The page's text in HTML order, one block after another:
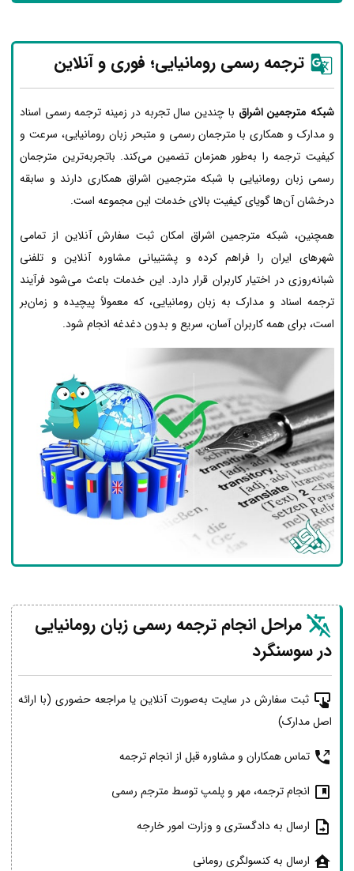
ترجمه رسمی رومانیایی؛ فوری و آنلاین
شبکه مترجمین اشراق با چندین سال تجربه در زمینه ترجمه رسمی اسناد
و مدارک و همکاری با مترجمان رسمی و متبحر زبان رومانیایی، سرعت و
کیفیت ترجمه را به‌طور همزمان تضمین می‌کند. باتجربه‌ترین مترجمان
رسمی زبان رومانیایی با شبکه مترجمین اشراق همکاری دارند و سابقه
درخشان آن‌ها گویای کیفیت بالای خدمات این مجموعه است.
همچنین، شبکه مترجمین اشراق امکان ثبت سفارش آنلاین از تمامی
شهرهای ایران را فراهم کرده و پشتیبانی مشاوره آنلاین و تلفنی
شبانه‌روزی در اختیار کاربران قرار دارد. این خدمات باعث می‌شود فرآیند
ترجمه اسناد و مدارک به زبان رومانیایی، که معمولاً پیچیده و زمان‌بر
است، برای همه کاربران آسان، سریع و بدون دغدغه انجام شود.
مراحل انجام ترجمه رسمی زبان رومانیایی
در سوسنگرد
ثبت سفارش در سایت به‌صورت آنلاین یا مراجعه حضوری (با ارائه
اصل مدارک)
تماس همکاران و مشاوره قبل از انجام ترجمه
انجام ترجمه، مهر و پلمپ توسط مترجم رسمی
ارسال به دادگستری و وزارت امور خارجه
ارسال به کنسولگری رومانی